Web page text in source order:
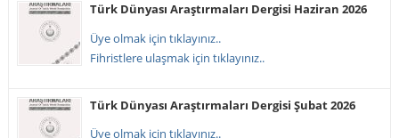
Türk Dünyası Araştırmaları Dergisi Haziran 2026
Üye olmak için tıklayınız..
Fihristlere ulaşmak için tıklayınız..
Türk Dünyası Araştırmaları Dergisi Şubat 2026
Üye olmak için tıklayınız..